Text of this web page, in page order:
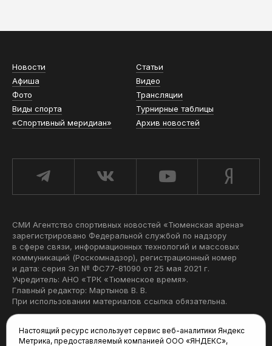
Новости
Статьи
Афиша
Видео
Фото
Трансляции
Виды спорта
Турнирные таблицы
«Спортивный меридиан»
Архив новостей
СМИ Агентство спортивных новостей «Тюменская арена»
зарегистрировано Федеральной службой по надзору
в сфере связи, информационных технологий и массовых
коммуникаций (Роскомнадзор), регистрационный номер
и дата: серия Эл № ФС77-81090 от 25 мая 2021 г.
Учредитель: АНО «ТРК «Тюменское время».
Главный редактор: Мартынов В. В.
При использовании материалов ссылка обязательна.
Настоящий ресурс использует сервис веб-аналитики Яндекс
Метрика, предоставляемый компанией ООО «ЯНДЕКС»,